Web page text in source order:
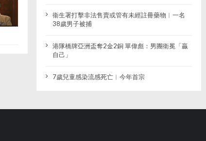
衞生署打擊非法售賣或管有未經註冊藥物︱一名
38歲男子被捕
港隊橋牌亞洲盃奪2金2銅 單偉彪：男團衛冕「贏
自己」
7歲兒童感染流感死亡︱今年首宗